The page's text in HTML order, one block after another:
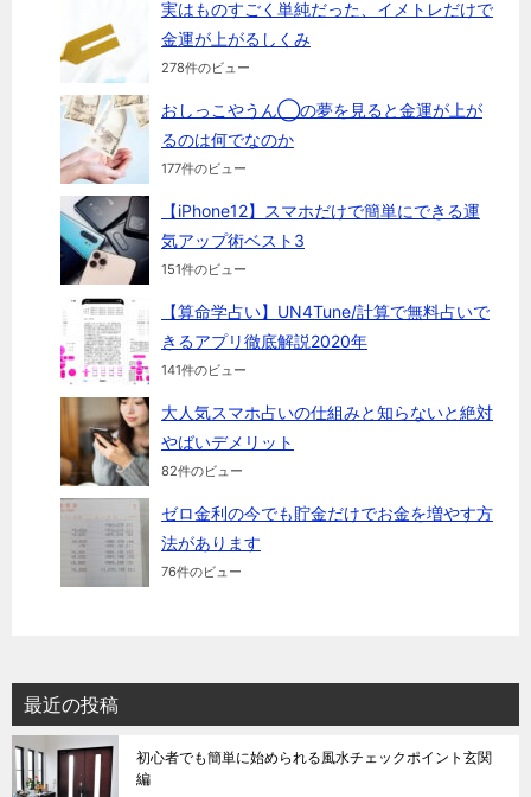
実はものすごく単純だった、イメトレだけで
金運が上がるしくみ
278件のビュー
おしっこやうん◯の夢を見ると金運が上が
るのは何でなのか
177件のビュー
【iPhone12】スマホだけで簡単にできる運
気アップ術ベスト3
151件のビュー
【算命学占い】UN4Tune/計算で無料占いで
きるアプリ徹底解説2020年
141件のビュー
大人気スマホ占いの仕組みと知らないと絶対
やばいデメリット
82件のビュー
ゼロ金利の今でも貯金だけでお金を増やす方
法があります
76件のビュー
最近の投稿
初心者でも簡単に始められる風水チェックポイント玄関
編